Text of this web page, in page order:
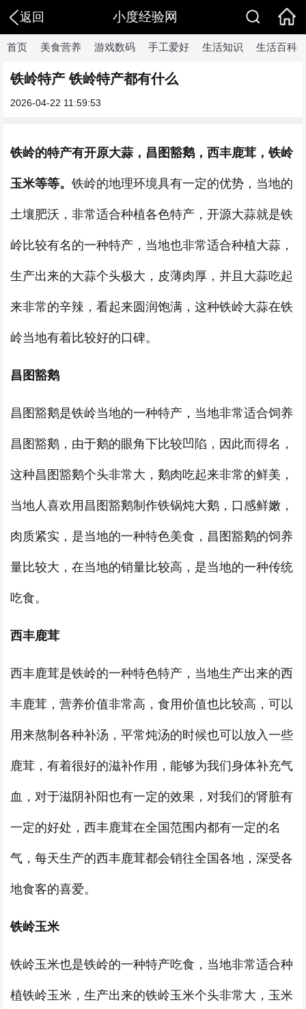
返回 小度经验网
首页 美食营养 游戏数码 手工爱好 生活知识 生活百科
铁岭特产 铁岭特产都有什么
2026-04-22 11:59:53
铁岭的特产有开原大蒜，昌图豁鹅，西丰鹿茸，铁岭
玉米等等。 铁岭的地理环境具有一定的优势，当地的
土壤肥沃，非常适合种植各色特产，开源大蒜就是铁
岭比较有名的一种特产，当地也非常适合种植大蒜，
生产出来的大蒜个头极大，皮薄肉厚，并且大蒜吃起
来非常的辛辣，看起来圆润饱满，这种铁岭大蒜在铁
岭当地有着比较好的口碑。
昌图豁鹅
昌图豁鹅是铁岭当地的一种特产，当地非常适合饲养
昌图豁鹅，由于鹅的眼角下比较凹陷，因此而得名，
这种昌图豁鹅个头非常大，鹅肉吃起来非常的鲜美，
当地人喜欢用昌图豁鹅制作铁锅炖大鹅，口感鲜嫩，
肉质紧实，是当地的一种特色美食，昌图豁鹅的饲养
量比较大，在当地的销量比较高，是当地的一种传统
吃食。
西丰鹿茸
西丰鹿茸是铁岭的一种特色特产，当地生产出来的西
丰鹿茸，营养价值非常高，食用价值也比较高，可以
用来熬制各种补汤，平常炖汤的时候也可以放入一些
鹿茸，有着很好的滋补作用，能够为我们身体补充气
血，对于滋阴补阳也有一定的效果，对我们的肾脏有
一定的好处，西丰鹿茸在全国范围内都有一定的名
气，每天生产的西丰鹿茸都会销往全国各地，深受各
地食客的喜爱。
铁岭玉米
铁岭玉米也是铁岭的一种特产吃食，当地非常适合种
植铁岭玉米，生产出来的铁岭玉米个头非常大，玉米